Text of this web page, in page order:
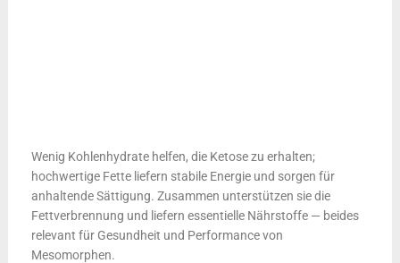
Wenig Kohlenhydrate helfen, die Ketose zu erhalten;
hochwertige Fette liefern stabile Energie und sorgen für
anhaltende Sättigung. Zusammen unterstützen sie die
Fettverbrennung und liefern essentielle Nährstoffe — beides
relevant für Gesundheit und Performance von
Mesomorphen.